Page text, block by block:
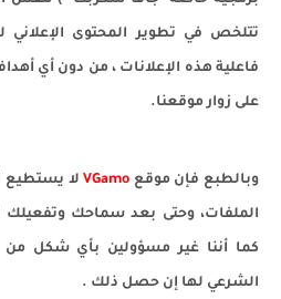
تتلخص في تطوير المحتوى
فاعلية هذه الإعلانات ، من دون أي
على زوار موقعنا.
وبالطبع فإن موقع VGamo لا يستطيع
الملفات، وحتى بعد سماحك وتفعيلك
كما أننا غير مسؤولين بأي شكل من
الشرعي لها إن حصل ذلك .